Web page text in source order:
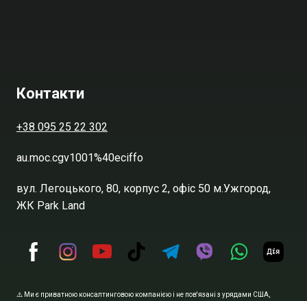
Контакти
+38 095 25 22 302
au.moc.cgv1001%40eciffo
вул. Легоцького, 80, корпус 2, офіс 50 м.Ужгород,
ЖК Park Land
⚠️ Ми є приватною консалтинговою компанією і не пов'язані з урядами США,